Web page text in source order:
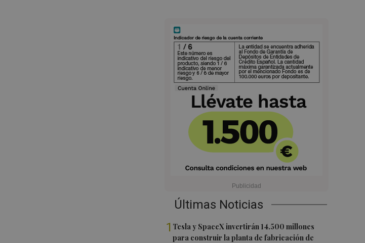
Últimas Noticias
1 Tesla y SpaceX invertirán 14.500 millones
para construir la planta de fabricación de